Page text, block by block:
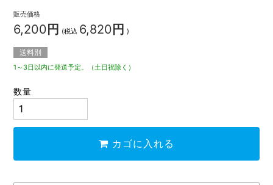
販売価格
6,200 円 (税込 6,820 円 )
送料別
1～3日以内に発送予定。（土日祝除く）
数量
カゴに入れる